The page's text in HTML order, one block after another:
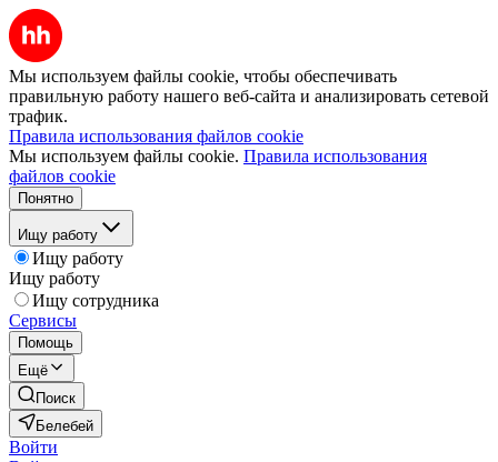
Мы используем файлы cookie, чтобы обеспечивать
правильную работу нашего веб-сайта и анализировать сетевой
трафик.
Правила использования файлов cookie
Мы используем файлы cookie. Правила использования
файлов cookie
Понятно
Ищу работу
Ищу работу
Ищу работу
Ищу сотрудника
Сервисы
Помощь
Ещё
Поиск
Белебей
Войти